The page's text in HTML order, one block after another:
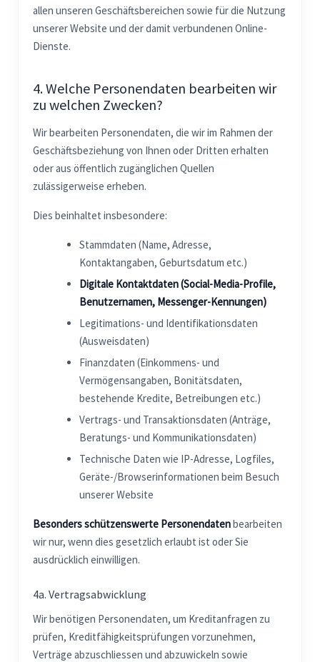
allen unseren Geschäftsbereichen sowie für die Nutzung
unserer Website und der damit verbundenen Online-
Dienste.
4. Welche Personendaten bearbeiten wir
zu welchen Zwecken?
Wir bearbeiten Personendaten, die wir im Rahmen der
Geschäftsbeziehung von Ihnen oder Dritten erhalten
oder aus öffentlich zugänglichen Quellen
zulässigerweise erheben.
Dies beinhaltet insbesondere:
Stammdaten (Name, Adresse,
Kontaktangaben, Geburtsdatum etc.)
Digitale Kontaktdaten (Social-Media-Profile,
Benutzernamen, Messenger-Kennungen)
Legitimations- und Identifikationsdaten
(Ausweisdaten)
Finanzdaten (Einkommens- und
Vermögensangaben, Bonitätsdaten,
bestehende Kredite, Betreibungen etc.)
Vertrags- und Transaktionsdaten (Anträge,
Beratungs- und Kommunikationsdaten)
Technische Daten wie IP-Adresse, Logfiles,
Geräte-/Browserinformationen beim Besuch
unserer Website
Besonders schützenswerte Personendatenbearbeiten
wir nur, wenn dies gesetzlich erlaubt ist oder Sie
ausdrücklich einwilligen.
4a. Vertragsabwicklung
Wir benötigen Personendaten, um Kreditanfragen zu
prüfen, Kreditfähigkeitsprüfungen vorzunehmen,
Verträge abzuschliessen und abzuwickeln sowie